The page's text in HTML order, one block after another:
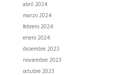
abril 2024
marzo 2024
febrero 2024
enero 2024
diciembre 2023
noviembre 2023
octubre 2023